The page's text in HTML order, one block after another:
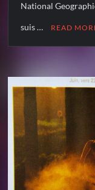
National
suis … READ